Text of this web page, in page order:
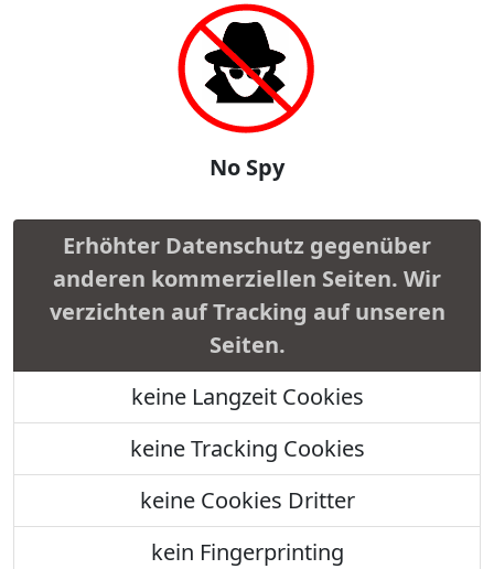
No Spy
Erhöhter Datenschutz gegenüber
anderen kommerziellen Seiten. Wir
verzichten auf Tracking auf unseren
Seiten.
keine Langzeit Cookies
keine Tracking Cookies
keine Cookies Dritter
kein Fingerprinting